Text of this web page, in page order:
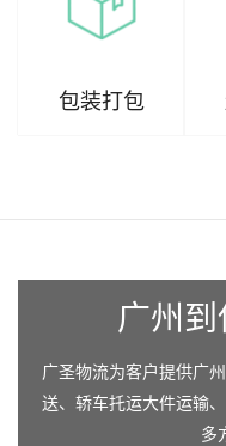
包装打包
广州到
广圣物流为客户提供广
送、轿车托运大件运输
多